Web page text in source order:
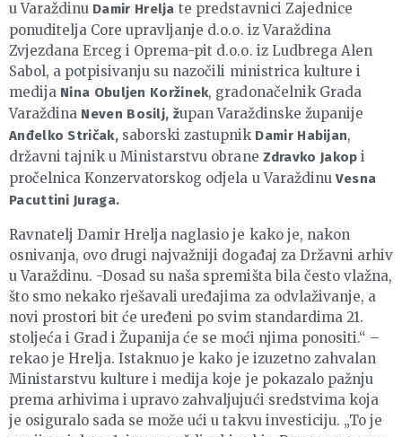
u Varaždinu Damir Hrelja te predstavnici Zajednice
ponuditelja Core upravljanje d.o.o. iz Varaždina
Zvjezdana Erceg i Oprema-pit d.o.o. iz Ludbrega Alen
Sabol, a potpisivanju su nazočili ministrica kulture i
medija Nina Obuljen Koržinek, gradonačelnik Grada
Varaždina Neven Bosilj, župan Varaždinske županije
Anđelko Stričak,saborski zastupnik Damir Habijan,
državni tajnik u Ministarstvu obrane Zdravko Jakop i
pročelnica Konzervatorskog odjela u Varaždinu Vesna
Pacuttini Juraga.
Ravnatelj Damir Hrelja naglasio je kako je, nakon
osnivanja, ovo drugi najvažniji događaj za Državni arhiv
u Varaždinu. -Dosad su naša spremišta bila često vlažna,
što smo nekako rješavali uređajima za odvlaživanje, a
novi prostori bit će uređeni po svim standardima 21.
stoljeća i Grad i Županija će se moći njima ponositi.“ –
rekao je Hrelja. Istaknuo je kako je izuzetno zahvalan
Ministarstvu kulture i medija koje je pokazalo pažnju
prema arhivima i upravo zahvaljujući sredstvima koja
je osiguralo sada se može ući u takvu investiciju. „To je